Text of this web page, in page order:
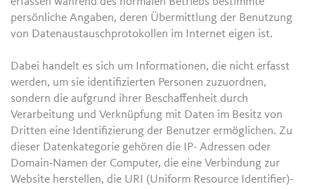
persönliche Angaben, deren Übermittlung der Benutzung
von Datenaustauschprotokollen im Internet eigen ist.
Dabei handelt es sich um Informationen, die nicht erfasst
werden, um sie identifizierten Personen zuzuordnen,
sondern die aufgrund ihrer Beschaffenheit durch
Verarbeitung und Verknüpfung mit Daten im Besitz von
Dritten eine Identifizierung der Benutzer ermöglichen. Zu
dieser Datenkategorie gehören die IP- Adressen oder
Domain-Namen der Computer, die eine Verbindung zur
Website herstellen, die URI (Uniform Resource Identifier)-